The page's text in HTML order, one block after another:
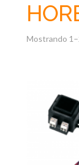
Mostrando